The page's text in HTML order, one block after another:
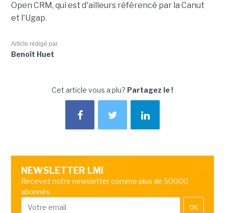
Open CRM, qui est d'ailleurs référencé par la Canut
et l'Ugap.
Article rédigé par
Benoît Huet
Cet article vous a plu? Partagez le !
NEWSLETTER LMI
Recevez notre newsletter comme plus de 50000
abonnés
OK